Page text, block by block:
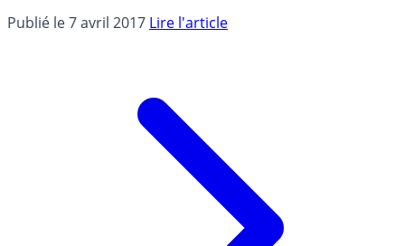
Publié le 7 avril 2017 Lire l'article